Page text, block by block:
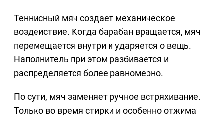
Теннисный мяч создает механическое
воздействие. Когда барабан вращается, мяч
перемещается внутри и ударяется о вещь.
Наполнитель при этом разбивается и
распределяется более равномерно.
По сути, мяч заменяет ручное встряхивание.
Только во время стирки и особенно отжима